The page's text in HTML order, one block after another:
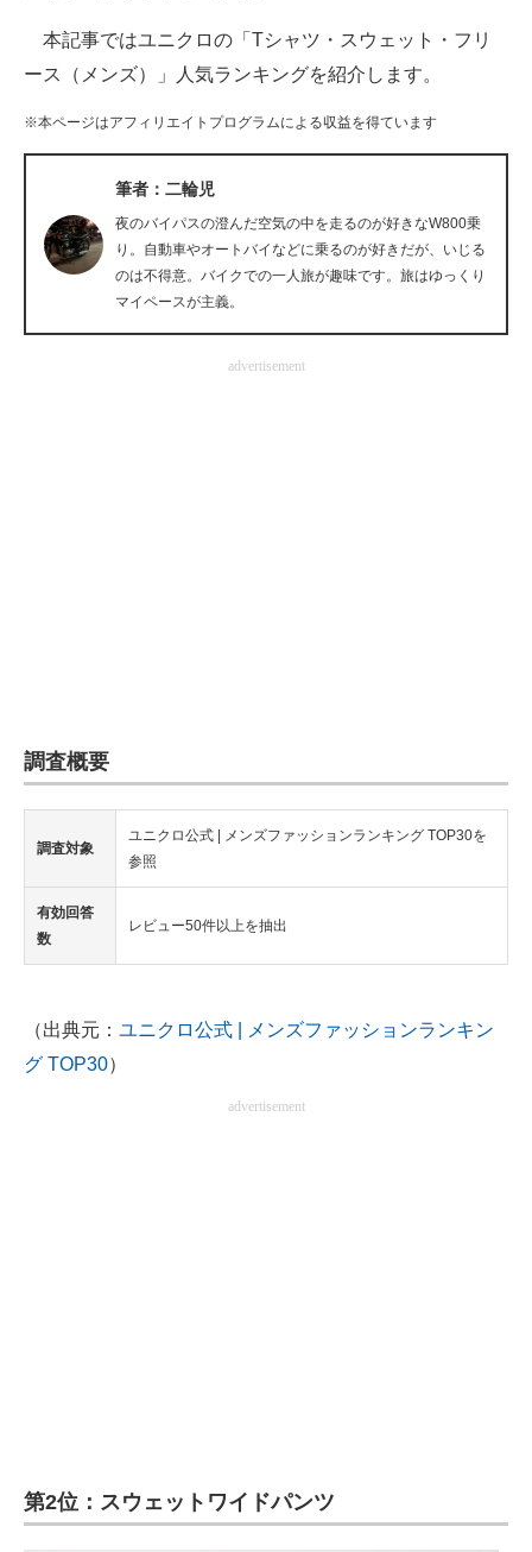
企業ITのトレンドを詳説
経営リーダーのコミュニティ
マーケ×ITの今がよく分かる
ITエンジニア向け専門サイト
企業向けIT製品の総合サイト
IT製品の技術・比較・事例
本記事ではユニクロの「Tシャツ・スウェット・フリ
ース（メンズ）」人気ランキングを紹介します。
※本ページはアフィリエイトプログラムによる収益を得ています
筆者：二輪児
夜のバイパスの澄んだ空気の中を走るのが好きなW800乗
り。自動車やオートバイなどに乗るのが好きだが、いじる
のは不得意。バイクでの一人旅が趣味です。旅はゆっくり
マイペースが主義。
advertisement
調査概要
調査対象
ユニクロ公式 | メンズファッションランキング TOP30を
参照
有効回答
数
レビュー50件以上を抽出
（出典元： ユニクロ公式 | メンズファッションランキン
グ TOP30）
advertisement
第2位：スウェットワイドパンツ